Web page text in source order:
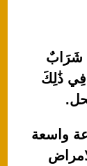
شَرَابٌ
فِي ذَٰلِكَ
واسعة